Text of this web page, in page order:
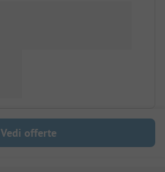
Vedi offerte